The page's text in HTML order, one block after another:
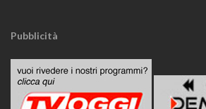
Pubblicità